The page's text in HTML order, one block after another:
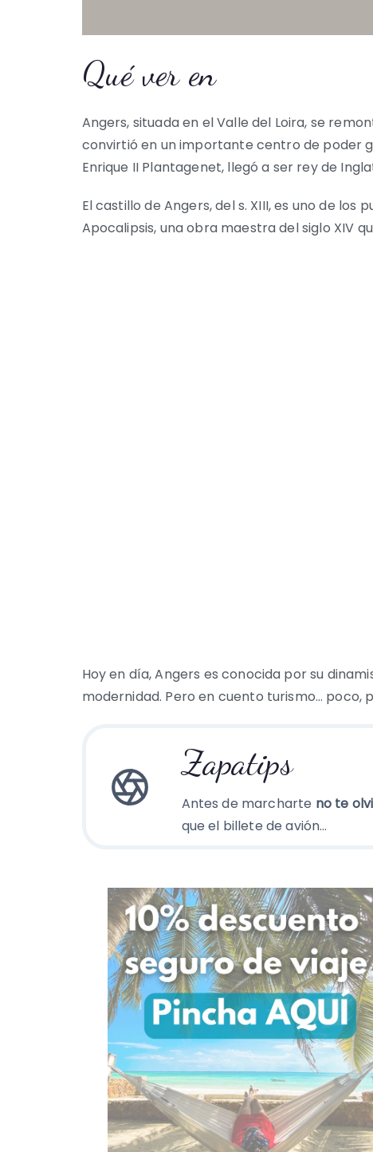
Qué ver en
Angers, situada en el Valle del Loira, se
convirtió en un importante centro de poder
Enrique II Plantagenet, llegó a ser rey de
El castillo de Angers, del s. XIII, es uno de
Apocalipsis, una obra maestra del siglo XIV
Hoy en día, Angers es conocida por su
modernidad. Pero en cuento turismo… poco,
Zapatips
Antes de marcharte no te
que el billete de avión…